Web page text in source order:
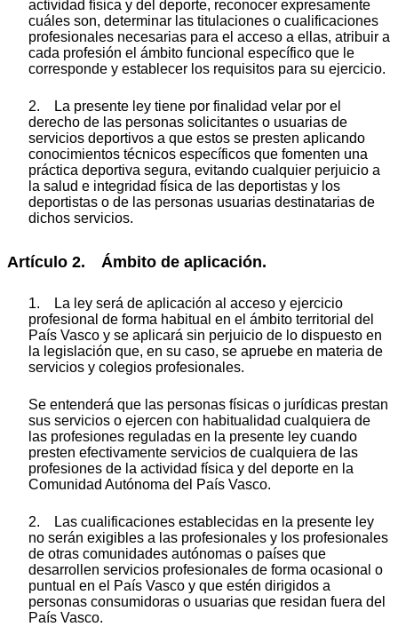
actividad física y del deporte, reconocer expresamente
cuáles son, determinar las titulaciones o cualificaciones
profesionales necesarias para el acceso a ellas, atribuir a
cada profesión el ámbito funcional específico que le
corresponde y establecer los requisitos para su ejercicio.
2. La presente ley tiene por finalidad velar por el
derecho de las personas solicitantes o usuarias de
servicios deportivos a que estos se presten aplicando
conocimientos técnicos específicos que fomenten una
práctica deportiva segura, evitando cualquier perjuicio a
la salud e integridad física de las deportistas y los
deportistas o de las personas usuarias destinatarias de
dichos servicios.
Artículo 2. Ámbito de aplicación.
1. La ley será de aplicación al acceso y ejercicio
profesional de forma habitual en el ámbito territorial del
País Vasco y se aplicará sin perjuicio de lo dispuesto en
la legislación que, en su caso, se apruebe en materia de
servicios y colegios profesionales.
Se entenderá que las personas físicas o jurídicas prestan
sus servicios o ejercen con habitualidad cualquiera de
las profesiones reguladas en la presente ley cuando
presten efectivamente servicios de cualquiera de las
profesiones de la actividad física y del deporte en la
Comunidad Autónoma del País Vasco.
2. Las cualificaciones establecidas en la presente ley
no serán exigibles a las profesionales y los profesionales
de otras comunidades autónomas o países que
desarrollen servicios profesionales de forma ocasional o
puntual en el País Vasco y que estén dirigidos a
personas consumidoras o usuarias que residan fuera del
País Vasco.